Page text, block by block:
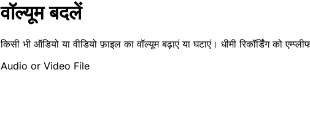
वॉल्यूम बदलें
किसी भी ऑडियो या वीडियो फ़ाइल का वॉल्यूम बढ़ाएं या घटाएं। धीमी रिकॉर्डिंग को
Audio or Video File